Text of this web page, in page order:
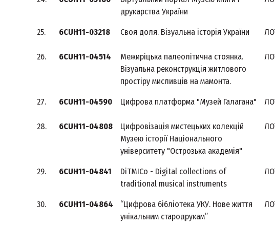
друкарства України
25. 6CUH11-03218 Своя доля. Візуальна історія України
26. 6CUH11-04514
Межиріцька палеолітична стоянка.
Візуальна реконструкція житлового
простіру мисливців на мамонта.
27. 6CUH11-04590 Цифрова платформа "Музей Галагана"
28. 6CUH11-04808
Цифровізація мистецьких колекцій
Музею історії Національного
університету "Острозька академія"
29. 6CUH11-04841
DiTMICo - Digital collections of
traditional musical instruments
30. 6CUH11-04864
“Цифрова бібліотека УКУ. Нове життя
унікальним стародрукам”